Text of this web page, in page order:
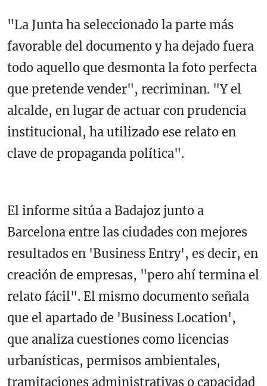
"La Junta ha seleccionado la parte más
favorable del documento y ha dejado fuera
todo aquello que desmonta la foto perfecta
que pretende vender", recriminan. "Y el
alcalde, en lugar de actuar con prudencia
institucional, ha utilizado ese relato en
clave de propaganda política".
El informe sitúa a Badajoz junto a
Barcelona entre las ciudades con mejores
resultados en 'Business Entry', es decir, en
creación de empresas, "pero ahí termina el
relato fácil". El mismo documento señala
que el apartado de 'Business Location',
que analiza cuestiones como licencias
urbanísticas, permisos ambientales,
tramitaciones administrativas o capacidad